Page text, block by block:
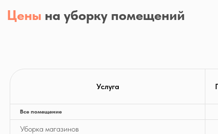
Услуга
Все помещение
Уборка магазинов